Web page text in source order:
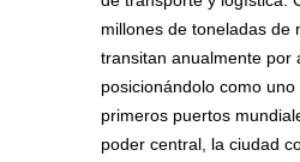
millones de toneladas de
transitan anualmente por
posicionándolo como
primeros puertos
poder central, la ciudad